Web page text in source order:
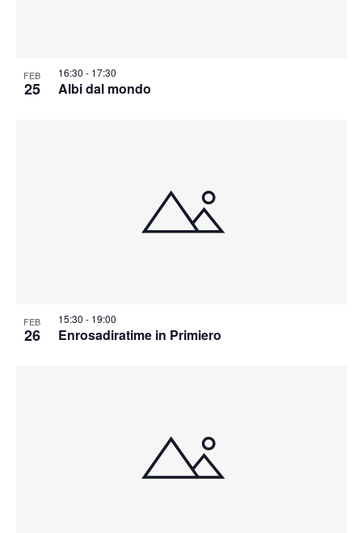
FEB
25 Albi dal mondo
16:30 - 17:30
FEB
26 Enrosadiratime in Primiero
15:30 - 19:00